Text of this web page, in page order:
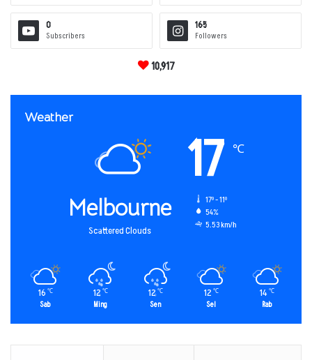
0
Subscribers
165
Followers
10,917
Weather
Melbourne
Scattered Clouds
17 ℃
17º - 11º
54%
5.53 km/h
16 ℃
Sab
12 ℃
Ming
12℃
Sen
12 ℃
Sel
14℃
Rab